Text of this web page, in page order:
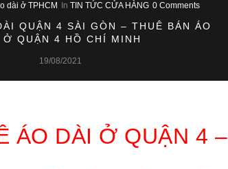
dài ở TPHCM In TIN TỨC CỬA HÀNG 0 Comments
QUẬN 4 SÀI GÒN – THUÊ BÁN ÁO
Ở QUẬN 4 HỒ CHÍ MINH
19/08/2021
ÁO DÀI Ở QUẬN 4 –